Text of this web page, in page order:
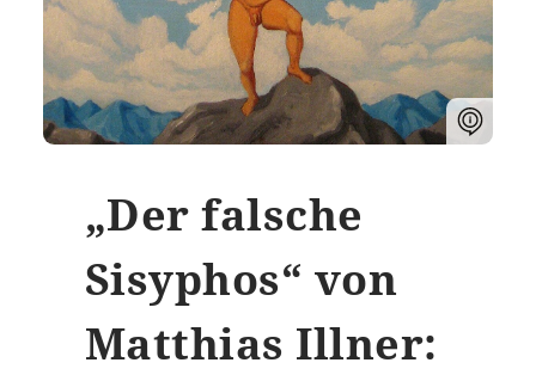
„Der falsche
Sisyphos“ von
Matthias Illner: